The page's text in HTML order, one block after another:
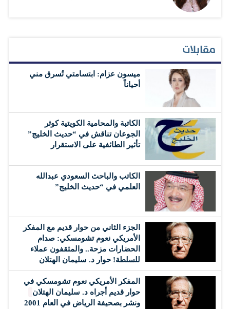
مقابلات
ميسون عزام: ابتسامتي تُسرق مني
أحياناً
الكاتبة والمحامية الكويتية كوثر
الجوعان تناقش في “حديث الخليج”
تأثير الطائفية على الاستقرار
الكاتب والباحث السعودي عبدالله
العلمي في “حديث الخليج”
الجزء الثاني من حوار قديم مع المفكر
الأمريكي نعوم تشومسكي: صدام
الحضارات مزحة.. والمثقفون عملاء
للسلطة! حوار د. سليمان الهتلان
المفكر الأمريكي نعوم تشومسكي في
حوار قديم أجراه د. سليمان الهتلان
ونشر بصحيفة الرياض في العام 2001